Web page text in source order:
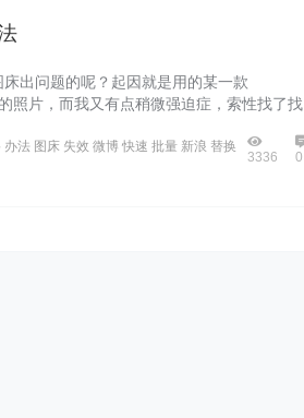
出问题的呢？起因就是用的某一款
照片，而我又有点稍微强迫症，索性找了找
办法 图床 失效 微博 快速 批量 新浪 替换
3336 0